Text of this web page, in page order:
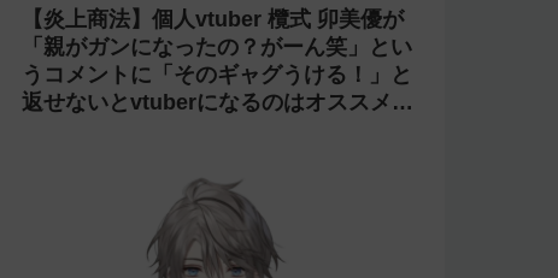
【炎上商法】個人vtuber 欖式 卯美優が
「親がガンになったの？がーん笑」とい
うコメントに「そのギャグうける！」と
返せないとvtuberになるのはオススメし